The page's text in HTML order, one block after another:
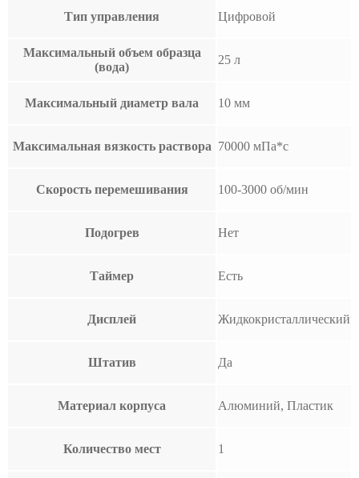
Тип управления Цифровой
Максимальный объем образца
(вода)
25 л
Максимальный диаметр вала 10 мм
Максимальная вязкость раствора 70000 мПа*с
Скорость перемешивания 100-3000 об/мин
Подогрев Нет
Таймер Есть
Дисплей Жидкокристаллический
Штатив Да
Материал корпуса Алюминий, Пластик
Количество мест 1